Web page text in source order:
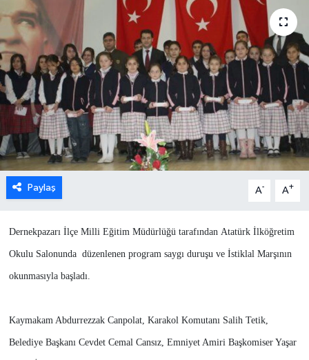
Paylaş A- A+
Dernekpazarı İlçe Milli Eğitim Müdürlüğü tarafından Atatürk İlköğretim
Okulu Salonunda düzenlenen program saygı duruşu ve İstiklal Marşının
okunmasıyla başladı.
Kaymakam Abdurrezzak Canpolat, Karakol Komutanı Salih Tetik,
Belediye Başkanı Cevdet Cemal Cansız, Emniyet Amiri Başkomiser Yaşar
Haber Arşivi